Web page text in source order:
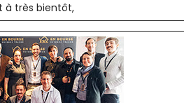
à très bientôt,